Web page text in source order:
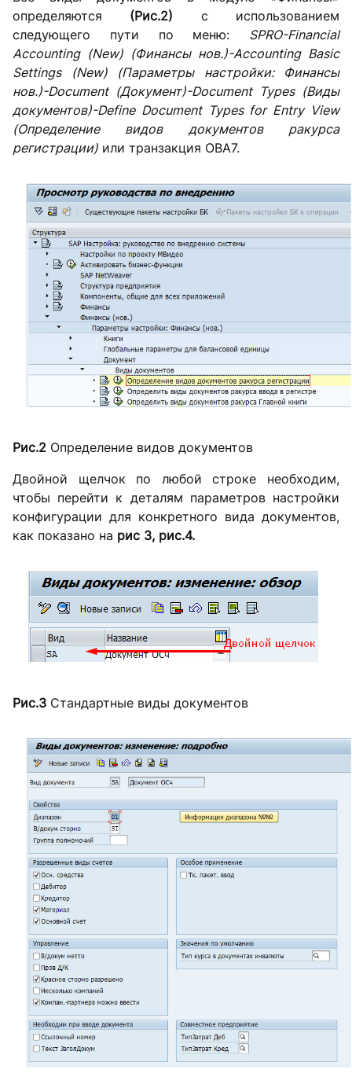
определяются (Рис.2) с использованием
следующего пути по меню: SPRO-Financial
Accounting (New) (Финансы нов.)-Accounting Basic
Settings (New) (Параметры настройки: Финансы
нов.)-Document (Документ)-Document Types (Виды
документов)-Define Document Types for Entry View
(Определение видов документов ракурса
регистрации) или транзакция OBA7.
Рис.2 Определение видов документов
Двойной щелчок по любой строке необходим,
чтобы перейти к деталям параметров настройки
конфигурации для конкретного вида документов,
как показано на рис 3, рис.4.
Рис.3 Стандартные виды документов